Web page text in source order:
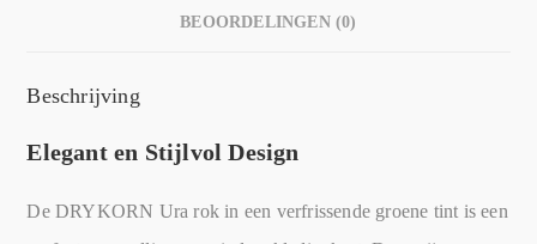
BEOORDELINGEN (0)
Beschrijving
Elegant en Stijlvol Design
De DRYKORN Ura rok in een verfrissende groene tint is een